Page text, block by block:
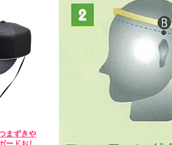
まずきや